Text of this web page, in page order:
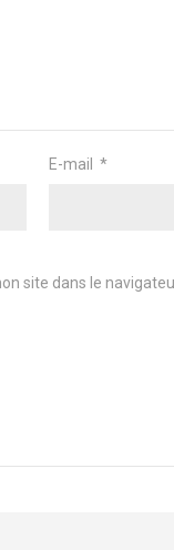
E-mail *
site dans le